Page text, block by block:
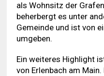
als Wohnsitz der
beherbergt es unter
Gemeinde und ist von
umgeben.
Ein weiteres Highlight
von Erlenbach am